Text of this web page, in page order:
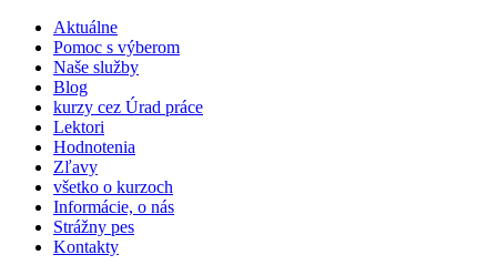
Aktuálne
Pomoc s výberom
Naše služby
Blog
kurzy cez Úrad práce
Lektori
Hodnotenia
Zľavy
všetko o kurzoch
Informácie, o nás
Strážny pes
Kontakty